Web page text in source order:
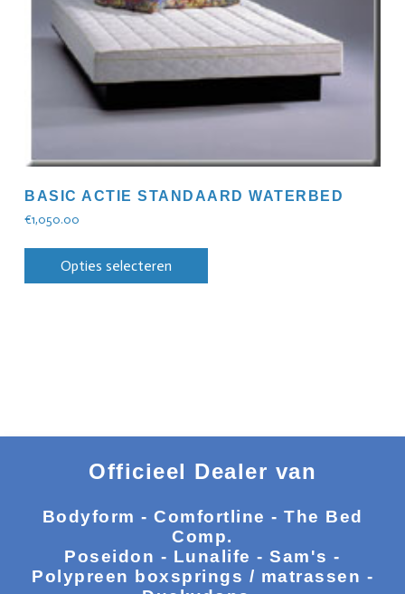
BASIC ACTIE STANDAARD WATERBED
€1,050.00
Opties selecteren
Officieel Dealer van
Bodyform - Comfortline - The Bed
Comp.
Poseidon - Lunalife - Sam's -
Polypreen boxsprings / matrassen -